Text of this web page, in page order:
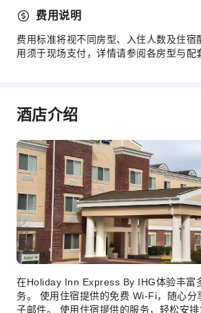
电梯
礼品店
商店
前台服务
储物柜
行李寄存
前台贵重物品保险柜
快速入住退房
日常用品递送服务
24小时前台
安全与安保
费用说明
费用标准将视不同房型、入住人数及住宿
用须于现场支付，详情请参阅各房型与配
酒店介绍
在Holiday Inn Express By IHG体验丰富
务。 使用住宿提供的免费 Wi-Fi，随心分
子邮件。 使用住宿提供的服务，轻松安排